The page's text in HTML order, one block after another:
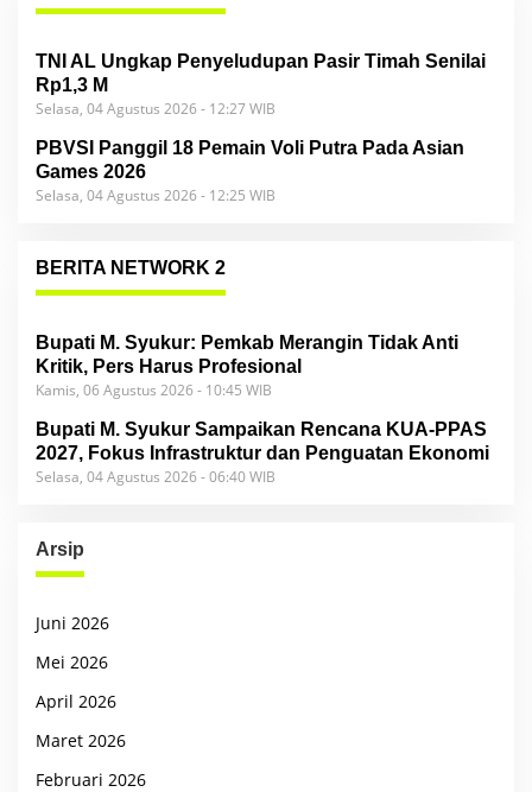
TNI AL Ungkap Penyeludupan Pasir Timah Senilai
Rp1,3 M
Selasa, 04 Agustus 2026 - 12:27 WIB
PBVSI Panggil 18 Pemain Voli Putra Pada Asian
Games 2026
Selasa, 04 Agustus 2026 - 12:25 WIB
BERITA NETWORK 2
Bupati M. Syukur: Pemkab Merangin Tidak Anti
Kritik, Pers Harus Profesional
Kamis, 06 Agustus 2026 - 10:45 WIB
Bupati M. Syukur Sampaikan Rencana KUA-PPAS
2027, Fokus Infrastruktur dan Penguatan Ekonomi
Selasa, 04 Agustus 2026 - 06:40 WIB
Arsip
Juni 2026
Mei 2026
April 2026
Maret 2026
Februari 2026